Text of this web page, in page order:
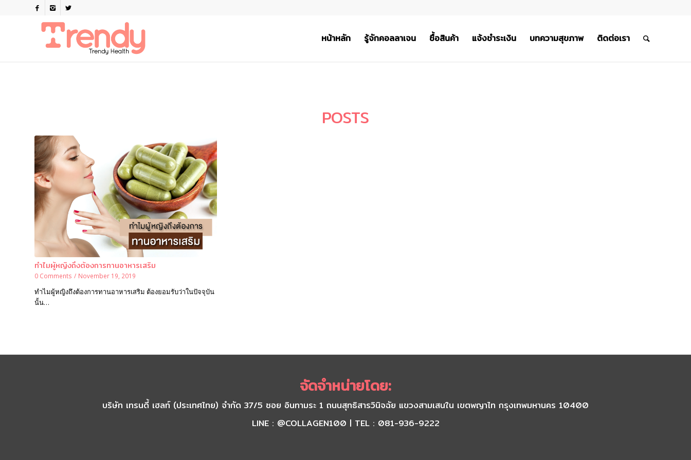
หน้าหลัก รู้จักคอลลาเจน ซื้อสินค้า แจ้งชำระเงิน บทความสุขภาพ ติดต่อเรา
POSTS
ทำไมผู้หญิงถึงต้องการทานอาหารเสริม
0 Comments / November 19, 2019
ทำไมผู้หญิงถึงต้องการทานอาหารเสริม ต้องยอมรับว่าในปัจจุบัน
นั้น…
จัดจำหน่ายโดย:
บริษัท เทรนดี้ เฮลท์ (ประเทศไทย) จำกัด 37/5 ซอย อินทามระ 1 ถนนสุทธิสารวินิจฉัย แขวงสามเสนใน เขตพญาไท กรุงเทพมหานคร 10400
LINE : @COLLAGEN100 | TEL : 081-936-9222